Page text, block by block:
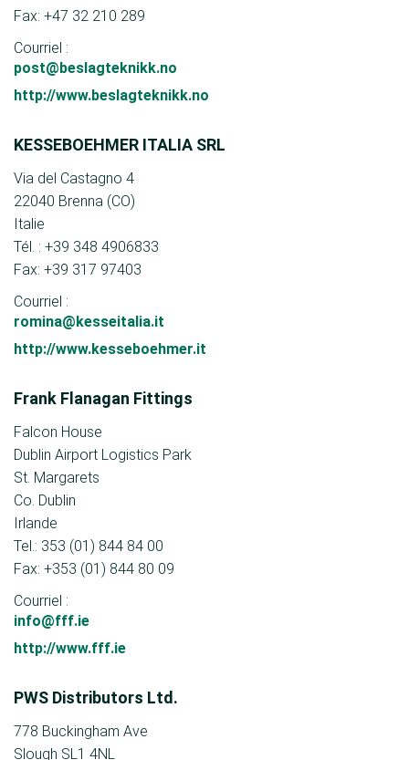
Fax: +47 32 210 289
Courriel :
post@beslagteknikk.no
http://www.beslagteknikk.no
KESSEBOEHMER ITALIA SRL
Via del Castagno 4
22040 Brenna (CO)
Italie
Tél. : +39 348 4906833
Fax: +39 317 97403
Courriel :
romina@kesseitalia.it
http://www.kesseboehmer.it
Frank Flanagan Fittings
Falcon House
Dublin Airport Logistics Park
St. Margarets
Co. Dublin
Irlande
Tel.: 353 (01) 844 84 00
Fax: +353 (01) 844 80 09
Courriel :
info@fff.ie
http://www.fff.ie
PWS Distributors Ltd.
778 Buckingham Ave
Slough SL1 4NL